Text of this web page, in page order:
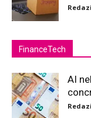
FinanceTech
AI